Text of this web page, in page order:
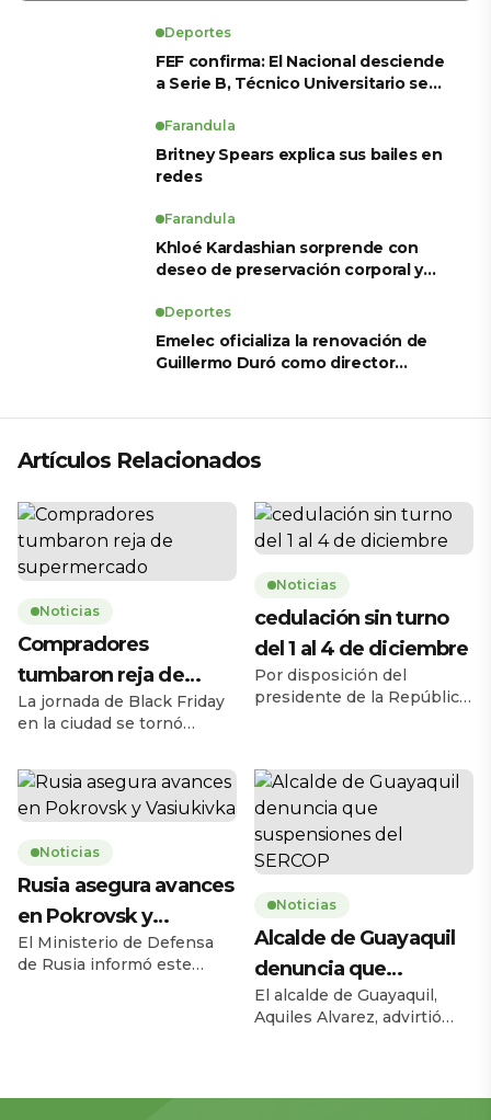
Deportes
FEF confirma: El Nacional desciende
a Serie B, Técnico Universitario se
para LigaPro 2026
Farandula
Britney Spears explica sus bailes en
redes
Farandula
Khloé Kardashian sorprende con
deseo de preservación corporal y
Deportes
Emelec oficializa la renovación de
Guillermo Duró como director
Artículos Relacionados
Noticias
Compradores
tumbaron reja de
supermercado
La jornada de Black Friday
en la ciudad se tornó
jueves 27 de noviembre,
cuando una multitud de
personas tumbó la reja de
en la avenida Carlos Julio
Arosemena, en el norte de
la ciudad. El hecho ocurrió
a las 08h17, 43 minutos
antes de la apertura […]
Noticias
cedulación sin turno
del 1 al 4 de diciembre
Por disposición del
presidente de la República,
cedulación sin turno entre
el lunes 1 y el jueves 4 de
diciembre de 2025, en
horario de 08h00 a 17h00,
en 193 agencias a escala
nacional. La medida busca
ampliar la capacidad
operativa y facilitar […]
Noticias
Rusia asegura avances
en Pokrovsk y
Vasiukivka
El Ministerio de Defensa
de Rusia informó este
el parte militar, la captura
Noticias
Alcalde de Guayaquil
denuncia que
suspensiones del
SERCOP
El alcalde de Guayaquil,
Aquiles Alvarez, advirtió
procesos del Servicio